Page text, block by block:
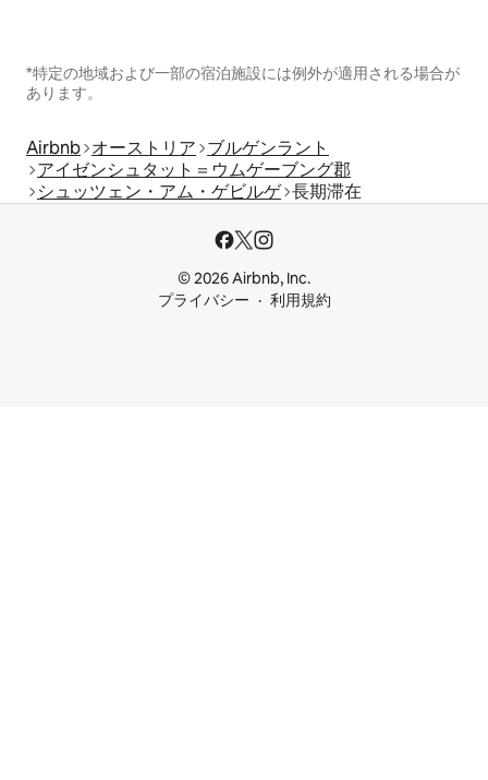
*特定の地域および一部の宿泊施設には例外が適用される場合が
あります。
Airbnb オーストリア ブルゲンラント
アイゼンシュタット＝ウムゲーブング郡
シュッツェン・アム・ゲビルゲ 長期滞在
© 2026 Airbnb, Inc.
プライバシー
利用規約